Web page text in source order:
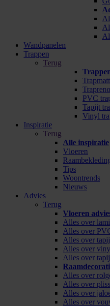
Wandpanelen
Trappen
Terug
PVC
Tapijt
Vinyl
Inspiratie
Terug
Alle inspiratie
Vloeren
Tips
Woontrends
Nieuws
Advies
Terug
Vloeren
Alles over
Alles over
Alles over
Alles over
Alles over
Alles over
Alles over
Alles over
Alles over